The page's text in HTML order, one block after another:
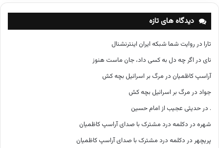
ه‌
ه
دیدگاه های تازه
تارا در روایت شما شبکه ایران اینترنشنال
نای در اگر چه دل به کسی داد، جان ماست هنوز
آراسپ کاظمیان در مرگ بر اسرائیل بچه کش
جواد در مرگ بر اسرائیل بچه کش
. در حدیثی عجیب از امام حسین
شهره در دکلمه درد مشترک با صدای آراسپ کاظمیان
پریچهر در دکلمه درد مشترک با صدای آراسپ کاظمیان